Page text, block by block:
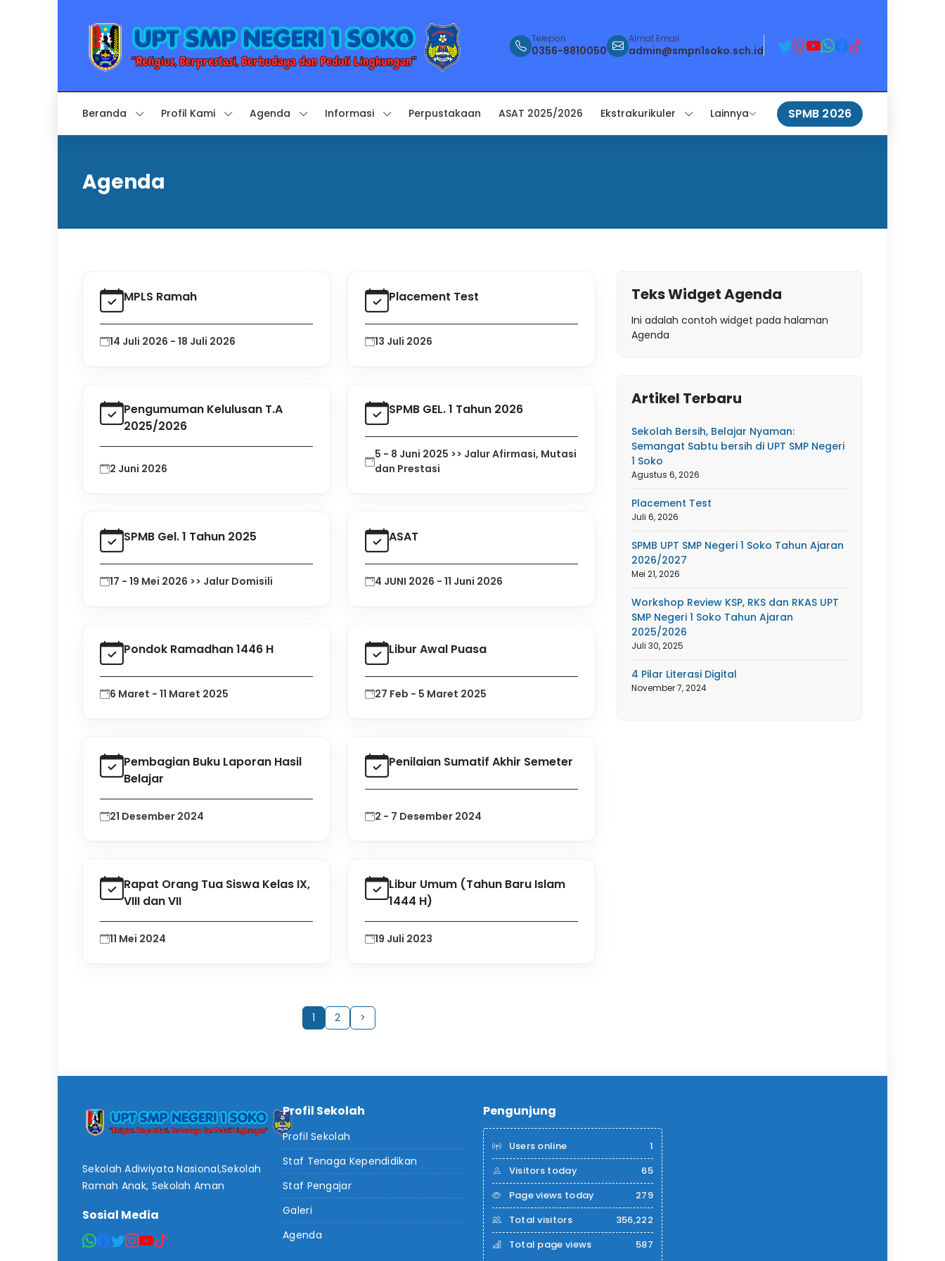
Telepon
0356-8810050
Almat Email
admin@smpn1soko.sch.id
Beranda Profil Kami Agenda Informasi Perpustakaan ASAT 2025/2026 Ekstrakurikuler Lainnya SPMB 2026
Agenda
MPLS Ramah
14 Juli 2026 - 18 Juli 2026
Placement Test
13 Juli 2026
Pengumuman Kelulusan T.A
2025/2026
2 Juni 2026
SPMB GEL. 1 Tahun 2026
5 - 8 Juni 2025 >> Jalur Afirmasi, Mutasi
dan Prestasi
SPMB Gel. 1 Tahun 2025
17 - 19 Mei 2026 >> Jalur Domisili
ASAT
4 JUNI 2026 - 11 Juni 2026
Pondok Ramadhan 1446 H
6 Maret - 11 Maret 2025
Libur Awal Puasa
27 Feb - 5 Maret 2025
Pembagian Buku Laporan Hasil
Belajar
21 Desember 2024
Penilaian Sumatif Akhir Semeter
2 - 7 Desember 2024
Rapat Orang Tua Siswa Kelas IX,
VIII dan VII
11 Mei 2024
Libur Umum (Tahun Baru Islam
1444 H)
19 Juli 2023
1 2 >
Teks Widget Agenda
Ini adalah contoh widget pada halaman
Agenda
Artikel Terbaru
Sekolah Bersih, Belajar Nyaman:
Semangat Sabtu bersih di UPT SMP Negeri
1 Soko
Agustus 6, 2026
Placement Test
Juli 6, 2026
SPMB UPT SMP Negeri 1 Soko Tahun Ajaran
2026/2027
Mei 21, 2026
Workshop Review KSP, RKS dan RKAS UPT
SMP Negeri 1 Soko Tahun Ajaran
2025/2026
Juli 30, 2025
4 Pilar Literasi Digital
November 7, 2024
Sekolah Adiwiyata Nasional,Sekolah
Ramah Anak, Sekolah Aman
Sosial Media
Profil Sekolah
Profil Sekolah
Staf Tenaga Kependidikan
Staf Pengajar
Galeri
Agenda
Pengunjung
Users online
1
Visitors today
65
Page views today
279
Total visitors
356,222
Total page views
587